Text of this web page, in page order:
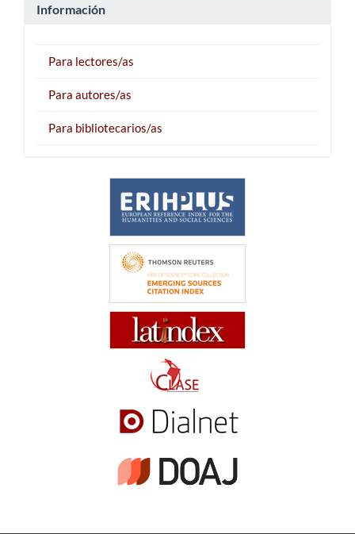
Información
Para lectores/as
Para autores/as
Para bibliotecarios/as